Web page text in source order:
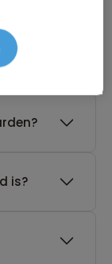
is?